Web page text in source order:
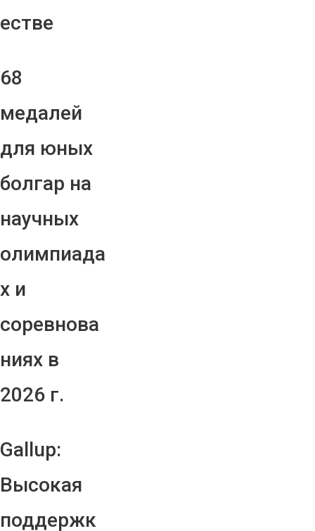
естве
68
медалей
для юных
болгар на
научных
олимпиада
х и
соревнова
ниях в
2026 г.
Gallup:
Высокая
поддержк